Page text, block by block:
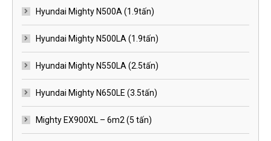
Hyundai Mighty N500A (1.9tấn)
Hyundai Mighty N500LA (1.9tấn)
Hyundai Mighty N550LA (2.5tấn)
Hyundai Mighty N650LE (3.5tấn)
Mighty EX900XL – 6m2 (5 tấn)